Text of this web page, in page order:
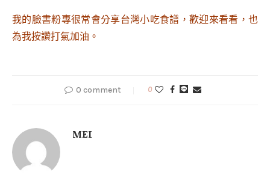
我的臉書粉專很常會分享台灣小吃食譜，歡迎來看看，也
為我按讚打氣加油。
0 comment 0
MEI